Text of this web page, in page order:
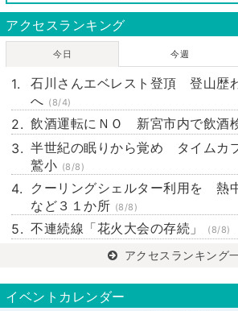
アクセスランキング
今日 今週
石川さんエベレスト登頂 登山歴
へ (8/4)
飲酒運転にＮＯ 新宮市内で飲酒
半世紀の眠りから覚め タイムカ
鷲小 (8/8)
クーリングシェルター利用を 熱
など３１か所 (8/8)
不連続線「花火大会の存続」 (8/8)
アクセスランキング
イベントカレンダー